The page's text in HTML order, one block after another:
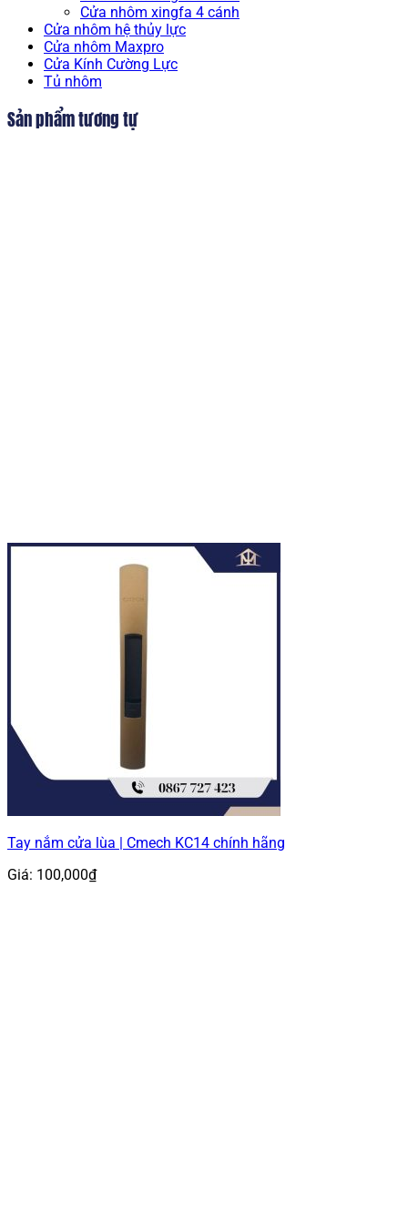
Cửa nhôm xingfa 4 cánh
Cửa nhôm hệ thủy lực
Cửa nhôm Maxpro
Cửa Kính Cường Lực
Tủ nhôm
Sản phẩm tương tự
Tay nắm cửa lùa | Cmech KC14 chính hãng
Giá: 100,000₫